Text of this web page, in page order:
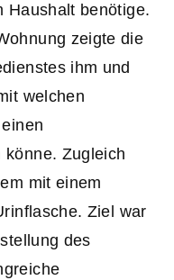
Haushalt benötige.
zeigte die
ihm und
welchen
könne. Zugleich
mit einem
Ziel war
des